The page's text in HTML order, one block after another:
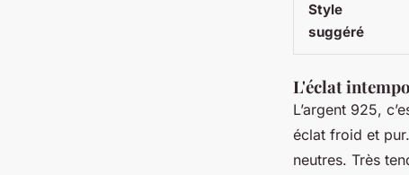
Style
suggéré
L'éclat
L’argent 925,
éclat froid et
neutres. Très